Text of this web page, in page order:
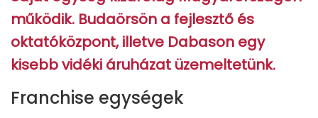
működik. Budaörsön a fejlesztő és
oktatóközpont, illetve Dabason egy
kisebb vidéki áruházat üzemeltetünk.
Franchise egységek